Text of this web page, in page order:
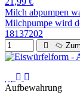
Milch abpumpen
Milchpumpe wird
18137202
Aufbewahrung